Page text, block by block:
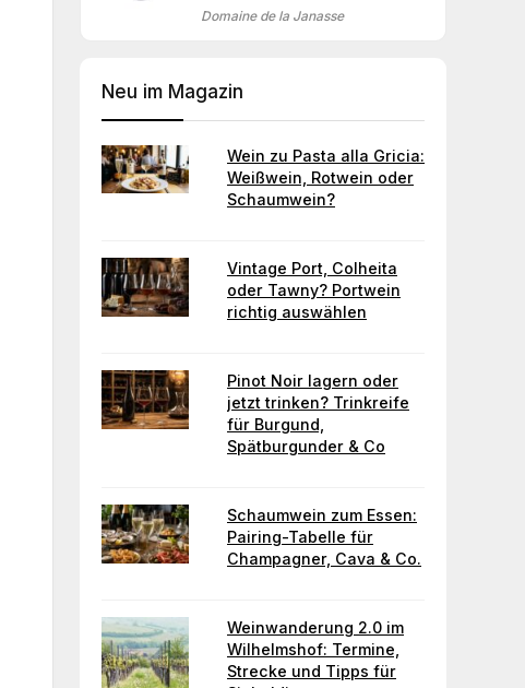
Domaine de la Janasse
Neu im Magazin
Wein zu Pasta alla Gricia:
Weißwein, Rotwein oder
Schaumwein?
Vintage Port, Colheita
oder Tawny? Portwein
richtig auswählen
Pinot Noir lagern oder
jetzt trinken? Trinkreife
für Burgund,
Spätburgunder & Co
Schaumwein zum Essen:
Pairing-Tabelle für
Champagner, Cava & Co.
Weinwanderung 2.0 im
Wilhelmshof: Termine,
Strecke und Tipps für